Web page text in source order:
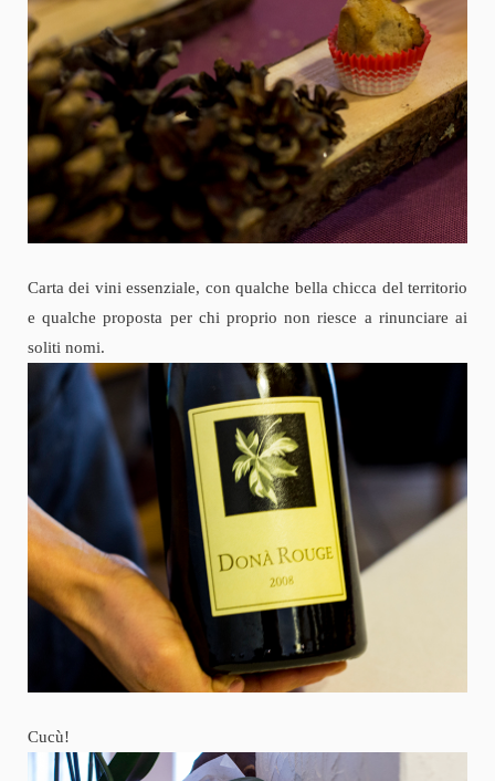
Carta dei vini essenziale, con qualche bella chicca del territorio
e qualche proposta per chi proprio non riesce a rinunciare ai
soliti nomi.
Cucù!